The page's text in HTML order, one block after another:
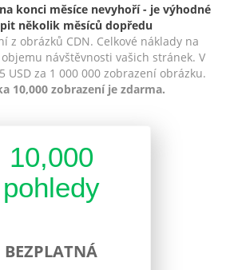
konci měsíce nevyhoří - je výhodné
několik měsíců dopředu
z obrázků CDN. Celkové náklady na
návštěvnosti vašich stránek. V
USD za 1 000 000 zobrazení obrázku.
10,000 zobrazení je zdarma.
10,000
pohledy
BEZPLATNÁ